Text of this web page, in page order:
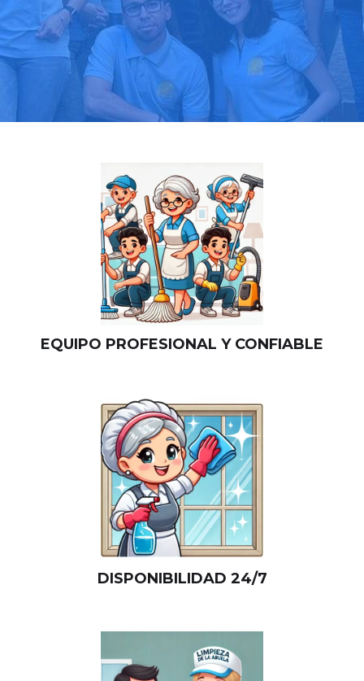
Llama hoy: 919 03 52 24
Más de 1000 clientes confían en nosotros
⭐⭐⭐⭐⭐
EQUIPO PROFESIONAL Y CONFIABLE
DISPONIBILIDAD 24/7